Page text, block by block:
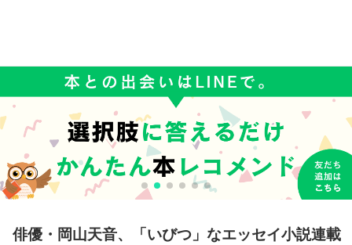
俳優・岡山天音、「いびつ」なエッセイ小説連載